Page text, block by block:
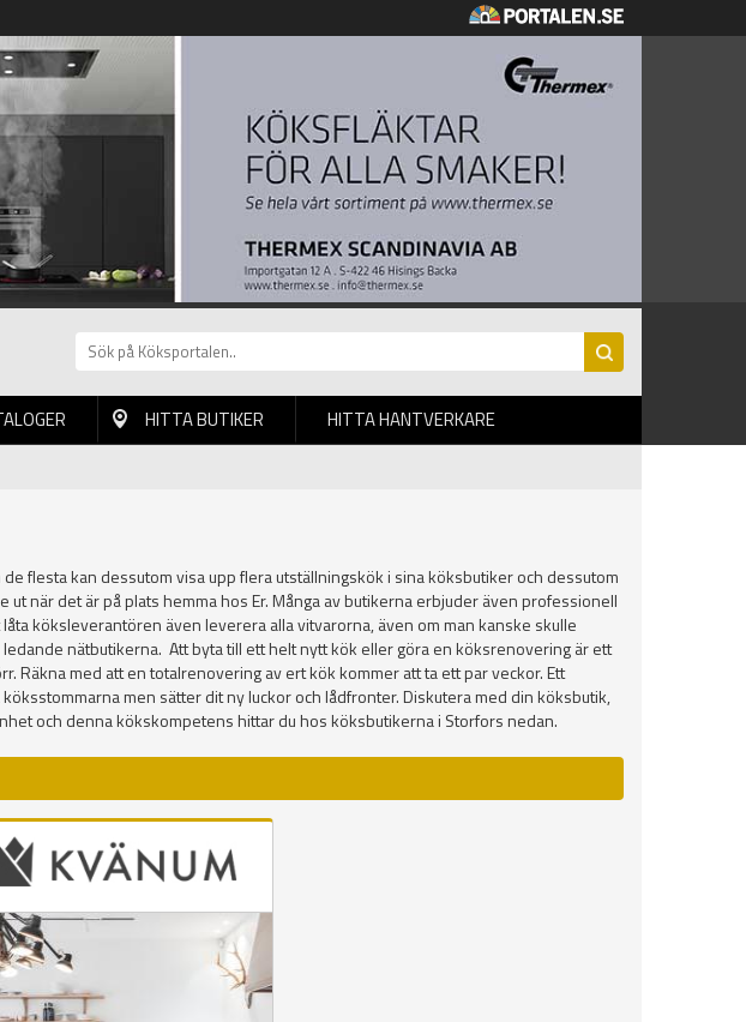
HITTA BUTIKER HITTA HANTVERKARE
flesta kan dessutom visa upp flera utställningskök i sina köksbutiker och dessutom
när det är på plats hemma hos Er. Många av butikerna erbjuder även professionell
köksleverantören även leverera alla vitvarorna, även om man kanske skulle
nätbutikerna. Att byta till ett helt nytt kök eller göra en köksrenovering är ett
Räkna med att en totalrenovering av ert kök kommer att ta ett par veckor. Ett
men sätter dit ny luckor och lådfronter. Diskutera med din köksbutik,
och denna kökskompetens hittar du hos köksbutikerna i Storfors nedan.